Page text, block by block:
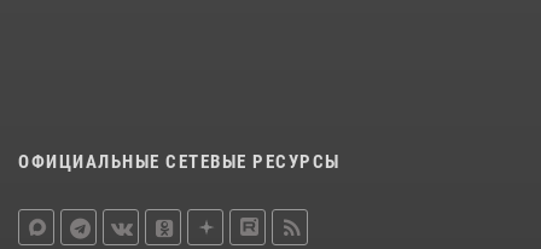
ОФИЦИАЛЬНЫЕ СЕТЕВЫЕ РЕСУРСЫ